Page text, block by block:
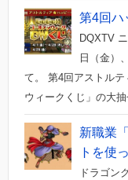
第4回ハ
DQXTV
日（金）
て。 第4回アストル
ウィークくじ」の大
新職業
トを使
ドラゴン